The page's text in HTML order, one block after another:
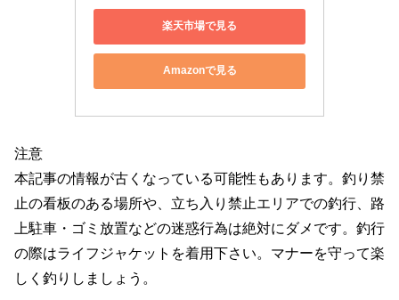
楽天市場で見る
Amazonで見る
注意
本記事の情報が古くなっている可能性もあります。釣り禁
止の看板のある場所や、立ち入り禁止エリアでの釣行、路
上駐車・ゴミ放置などの迷惑行為は絶対にダメです。釣行
の際はライフジャケットを着用下さい。マナーを守って楽
しく釣りしましょう。